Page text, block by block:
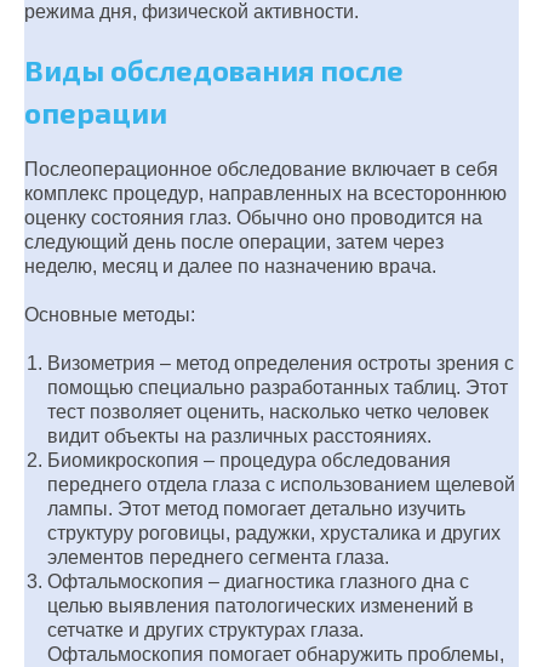
режима дня, физической активности.
Виды обследования после
операции
Послеоперационное обследование включает в себя
комплекс процедур, направленных на всестороннюю
оценку состояния глаз. Обычно оно проводится на
следующий день после операции, затем через
неделю, месяц и далее по назначению врача.
Основные методы:
Визометрия – метод определения остроты зрения с
помощью специально разработанных таблиц. Этот
тест позволяет оценить, насколько четко человек
видит объекты на различных расстояниях.
Биомикроскопия – процедура обследования
переднего отдела глаза с использованием щелевой
лампы. Этот метод помогает детально изучить
структуру роговицы, радужки, хрусталика и других
элементов переднего сегмента глаза.
Офтальмоскопия – диагностика глазного дна с
целью выявления патологических изменений в
сетчатке и других структурах глаза.
Офтальмоскопия помогает обнаружить проблемы,